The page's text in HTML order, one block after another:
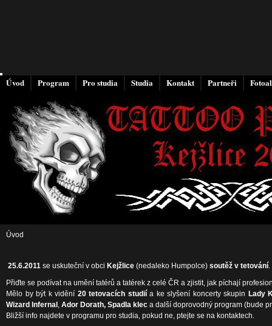
Úvod Program Pro studia Studia Kontakt Partneři
Úvod
25.6.2011 se uskuteční v obci Kejžlice (nedaleko Humpolce) soutěž v tetování.
Přiďte se podívat na umění tatérů a tatérek z celé ČR a zjistit, jak píchají
Mělo by být k vidění 20 tetovacích studiía ke slyšení koncerty skupin Lady
Wizard Infernal , Ador Dorath, Spadla klec a další doprovodný program (bude
Bližší info najdete v programu pro studia, pokud ne, ptejte se na kontaktech.